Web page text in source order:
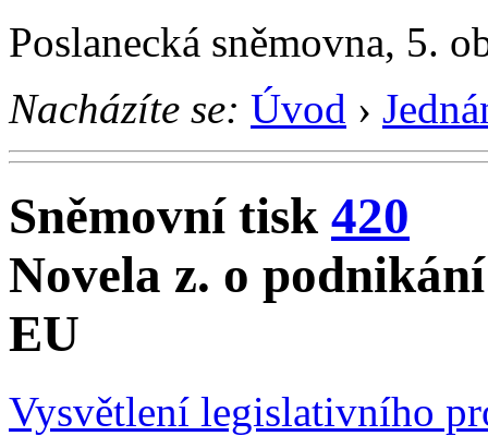
Poslanecká sněmovna, 5.
Nacházíte se: Úvod ›
Sněmovní tisk 420
Novela z. o
EU
Vysvětlení legislativního